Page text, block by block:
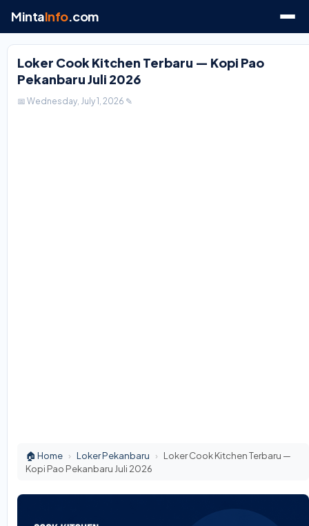
MintaInfo.com
Loker Cook Kitchen Terbaru — Kopi Pao
Pekanbaru Juli 2026
📅 Wednesday, July 1, 2026 ✎
🏠 Home › Loker Pekanbaru › Loker Cook Kitchen Terbaru —
Kopi Pao Pekanbaru Juli 2026